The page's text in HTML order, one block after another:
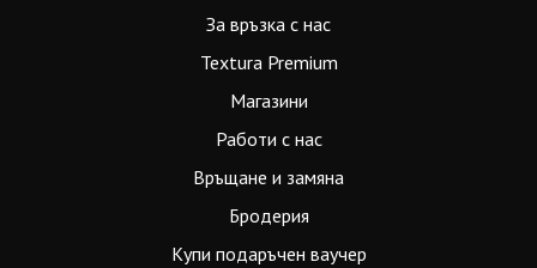
За връзка с нас
Textura Premium
Магазини
Работи с нас
Връщане и замяна
Бродерия
Купи подаръчен ваучер